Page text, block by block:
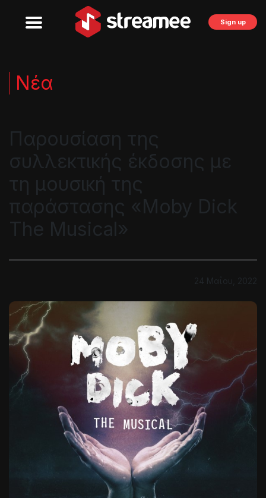
Sign up
Νέα
Παρουσίαση της
συλλεκτικής έκδοσης με
τη μουσική της
παράστασης «Moby Dick
The Musical»
24 Μαΐου, 2022